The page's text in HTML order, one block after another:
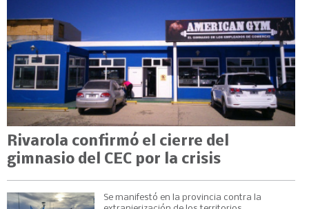
Rivarola confirmó el cierre del
gimnasio del CEC por la crisis
Se manifestó en la provincia contra la